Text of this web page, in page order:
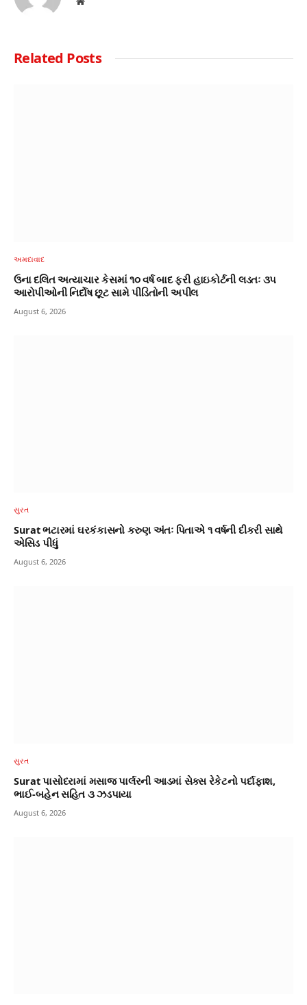
Related Posts
અમદાવાદ
ઉના દલિત અત્યાચાર કેસમાં ૧૦ વર્ષ બાદ ફરી હાઇકોર્ટની લડતઃ ૩૫
આરોપીઓની નિર્દોષ છૂટ સામે પીડિતોની અપીલ
August 6, 2026
સુરત
Surat ભટારમાં ઘરકંકાસનો કરુણ અંતઃ પિતાએ ૧ વર્ષની દીકરી સાથે
એસિડ પીધું
August 6, 2026
સુરત
Surat પાસોદરામાં મસાજ પાર્લરની આડમાં સેક્સ રેકેટનો પર્દાફાશ,
ભાઈ-બહેન સહિત ૩ ઝડપાયા
August 6, 2026